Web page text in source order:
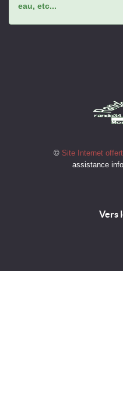
eau, etc...
© Site Internet
assistance
Vers